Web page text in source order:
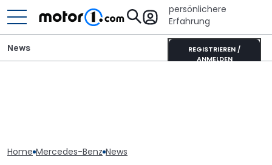
persönlichere
Erfahrung
REGISTRIEREN /
ANMELDEN
News
Home Mercedes-Benz News